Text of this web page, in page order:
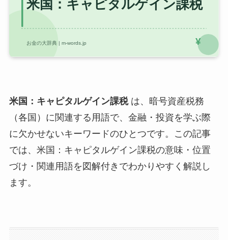
米国：キャピタルゲイン課税は、暗号資産税務
（各国）に関連する用語で、金融・投資を学ぶ際
に欠かせないキーワードのひとつです。この記事
では、米国：キャピタルゲイン課税の意味・位置
づけ・関連用語を図解付きでわかりやすく解説し
ます。